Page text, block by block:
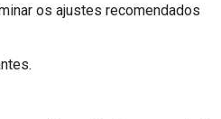
os ajustes recomendados